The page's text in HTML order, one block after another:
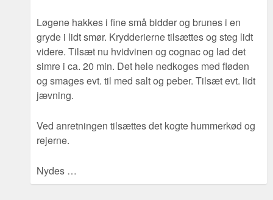
Løgene hakkes i fine små bidder og brunes i en
gryde i lidt smør. Krydderierne tilsættes og steg lidt
videre. Tilsæt nu hvidvinen og cognac og lad det
simre i ca. 20 min. Det hele nedkoges med fløden
og smages evt. til med salt og peber. Tilsæt evt. lidt
jævning.
Ved anretningen tilsættes det kogte hummerkød og
rejerne.
Nydes …